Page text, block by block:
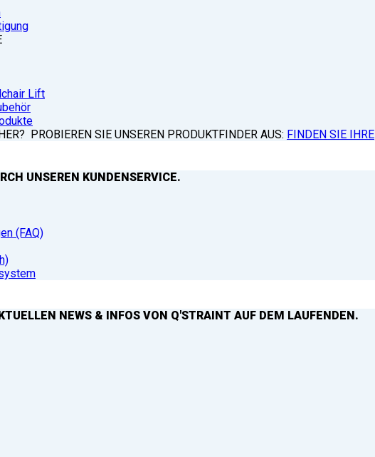
Lift
PROBIEREN SIE UNSEREN PRODUKTFINDER AUS: FINDEN SIE IHRE
UNSEREN KUNDENSERVICE.
(FAQ)
NEWS & INFOS VON Q'STRAINT AUF DEM LAUFENDEN.